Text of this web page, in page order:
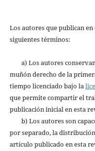
Los autores que publican
siguientes términos:
a) Los autores conservan
muñón derecho de la
tiempo licenciado bajo la
que permite compartir el
publicación inicial en esta
b) Los autores son
por separado, la
artículo publicado en esta